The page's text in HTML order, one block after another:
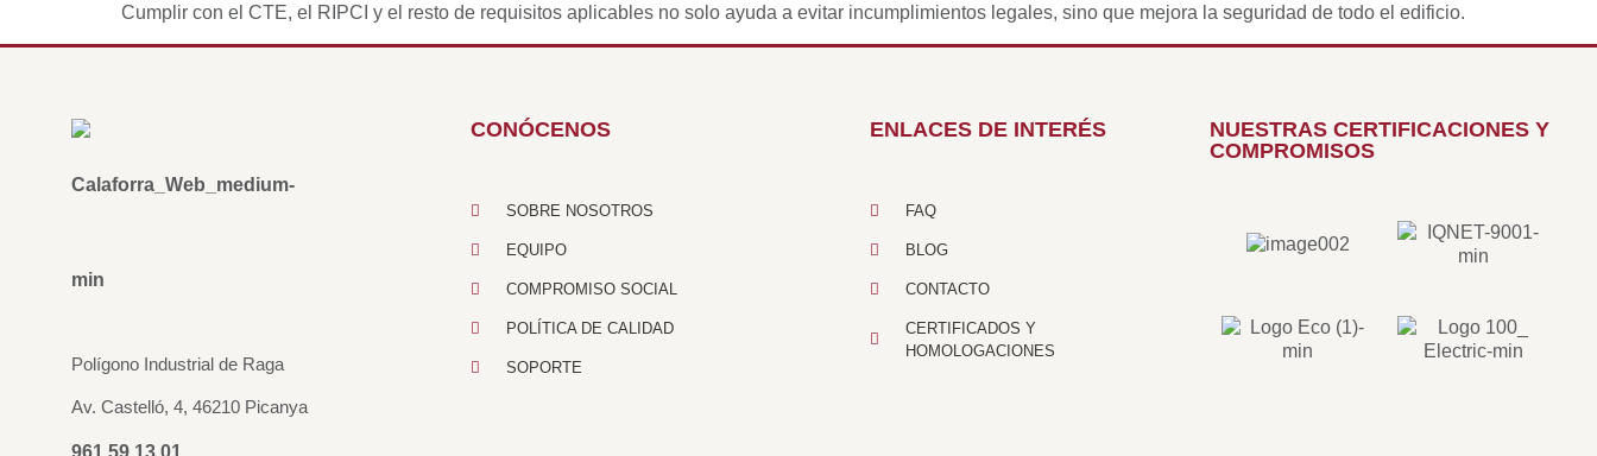
Cumplir con el CTE, el RIPCI y el resto de requisitos aplicables no solo ayuda a evitar incumplimientos legales, sino que mejora la seguridad de todo el edificio.
Polígono Industrial de Raga
Av. Castelló, 4, 46210 Picanya
961 59 13 01
CONÓCENOS
SOBRE NOSOTROS
EQUIPO
COMPROMISO SOCIAL
POLÍTICA DE CALIDAD
SOPORTE
ENLACES DE INTERÉS
FAQ
BLOG
CONTACTO
CERTIFICADOS Y
HOMOLOGACIONES
NUESTRAS CERTIFICACIONES Y
COMPROMISOS